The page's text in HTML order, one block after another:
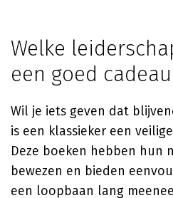
Welke
een goed
Wil je iets geven dat
is een klassieker een
Deze boeken hebben hun
bewezen en bieden
een loopbaan lang